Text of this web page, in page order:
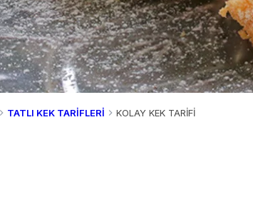
TATLI KEK TARİFLERİ KOLAY KEK TARİFİ